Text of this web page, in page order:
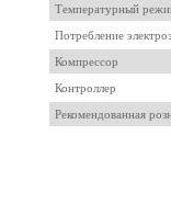
Температурный
Потребление
Компрессор
Контроллер
Рекомендованная